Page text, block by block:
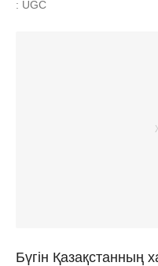
: UGC
Бүгін